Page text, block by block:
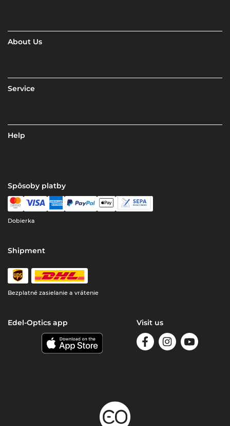
About Us
Service
Help
Spôsoby platby
Dobierka
Shipment
Bezplatné zasielanie a vrátenie
Edel-Optics app Visit us